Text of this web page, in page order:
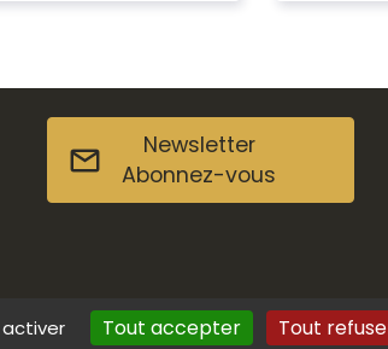
Newsletter
Abonnez-vous
: non conforme Aide à la navigation
Tout accepter Tout